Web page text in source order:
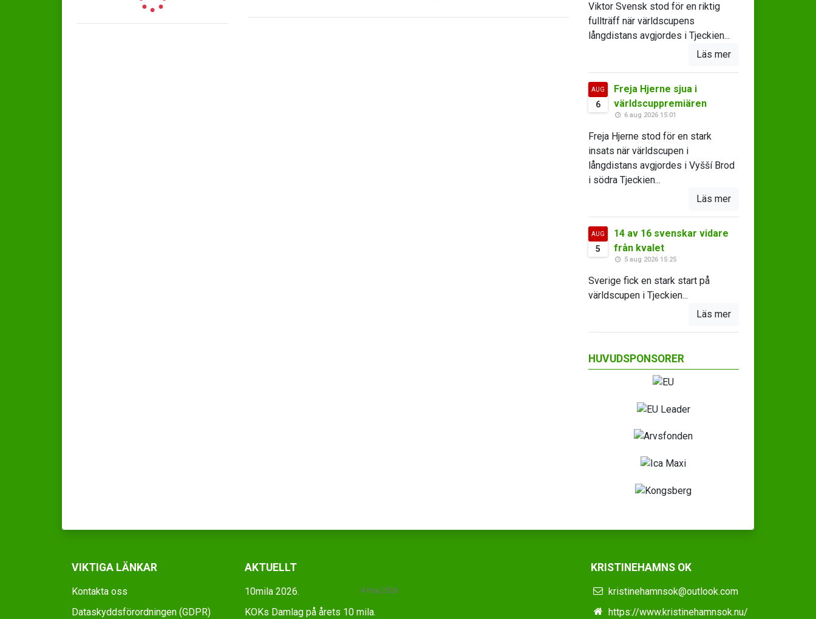
Viktor Svensk stod för en riktig
fullträff när världscupens
långdistans avgjordes i Tjeckien...
Läs mer
AUG
6
Freja Hjerne sjua i
världscuppremiären
6 aug 2026 15:01
Freja Hjerne stod för en stark
insats när världscupen i
långdistans avgjordes i Vyšší Brod
i södra Tjeckien...
Läs mer
AUG
5
14 av 16 svenskar vidare
från kvalet
5 aug 2026 15:25
Sverige fick en stark start på
världscupen i Tjeckien...
Läs mer
HUVUDSPONSORER
VIKTIGA LÄNKAR
Kontakta oss
Dataskyddsförordningen (GDPR)
AKTUELLT
10mila 2026. 4 maj 2026
KOKs Damlag på årets 10 mila.
KRISTINEHAMNS OK
kristinehamnsok@outlook.com
https://www.kristinehamnsok.nu/